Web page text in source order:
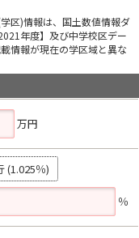
区)情報は、国土数値情報ダ
年度】及び中学校区デー
情報が現在の学区域と異な
万円
％)
％